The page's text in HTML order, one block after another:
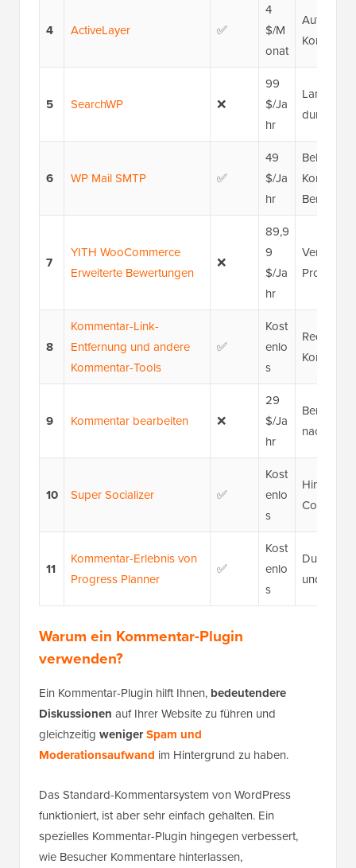
4 ActiveLayer ✅
4
$/M
onat
5 SearchWP ❌
99
$/Ja
hr
Lange
6 WP Mail SMTP ✅
49
$/Ja
hr
7
YITH WooCommerce
Erweiterte Bewertungen
❌
89,9
9
$/Ja
hr
8
Kommentar-Link-
Entfernung und andere
Kommentar-Tools
✅
Kost
enlo
s
9 Kommentar bearbeiten ❌
29
$/Ja
hr
nach
10 Super Socializer ✅
Kost
enlo
s
11
Kommentar-Erlebnis von
Progress Planner
✅
Kost
enlo
s
und
Warum ein Kommentar-Plugin
verwenden?
Ein Kommentar-Plugin hilft Ihnen, bedeutendere
Diskussionen auf Ihrer Website zu führen und
gleichzeitig wenigerSpam und
Moderationsaufwand im Hintergrund zu haben.
Das Standard-Kommentarsystem von WordPress
funktioniert, ist aber sehr einfach gehalten. Ein
spezielles Kommentar-Plugin hingegen verbessert,
wie Besucher Kommentare hinterlassen,